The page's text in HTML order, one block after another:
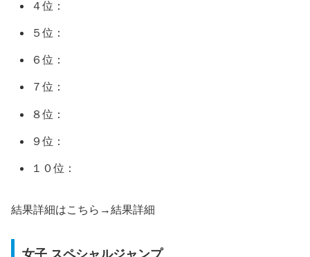
４位：
５位：
６位：
７位：
８位：
９位：
１０位：
結果詳細はこちら→結果詳細
女子 スペシャルジャンプ